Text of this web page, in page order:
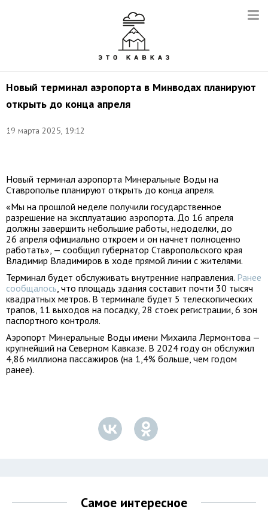
Новый терминал аэропорта в Минводах планируют
открыть до конца апреля
19 марта 2025, 19:12
Елена
Новый терминал аэропорта Минеральные Воды на
Ставрополье планируют открыть до конца апреля.
«Мы на прошлой неделе получили государственное
разрешение на эксплуатацию аэропорта. До 16 апреля
должны завершить небольшие работы, недоделки, до
26 апреля официально откроем и он начнет полноценно
работать», — сообщил губернатор Ставропольского края
Владимир Владимиров в ходе прямой линии с жителями.
Терминал будет обслуживать внутренние направления. Ранее
сообщалось, что площадь здания составит почти 30 тысяч
квадратных метров. В терминале будет 5 телескопических
трапов, 11 выходов на посадку, 28 стоек регистрации, 6 зон
паспортного контроля.
Аэропорт Минеральные Воды имени Михаила Лермонтова —
крупнейший на Северном Кавказе. В 2024 году он обслужил
4,86 миллиона пассажиров (на 1,4% больше, чем годом
ранее).
Самое интересное